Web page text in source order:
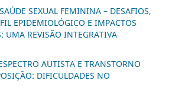
SEXUAL FEMININA – DESAFIOS,
EPIDEMIOLÓGICO E IMPACTOS
UMA REVISÃO INTEGRATIVA
AUTISTA E TRANSTORNO
DIFICULDADES NO